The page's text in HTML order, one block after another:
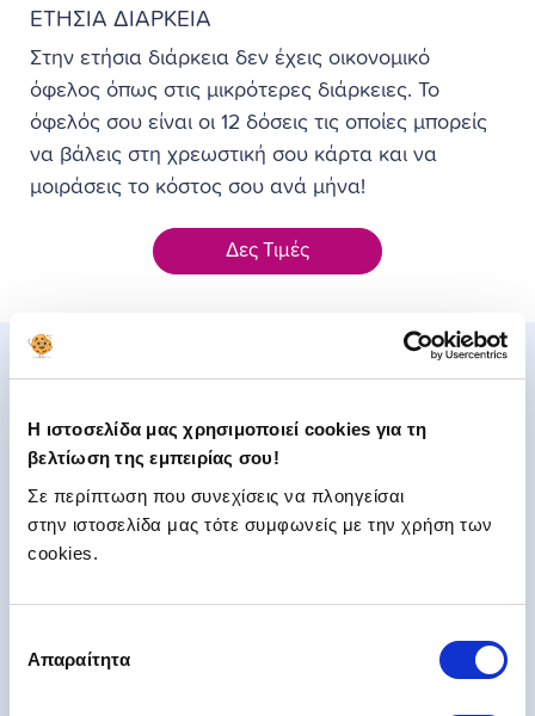
Η ιστοσελίδα μας χρησιμοποιεί cookies για τη
βελτίωση της εμπειρίας σου!
Σε περίπτωση που συνεχίσεις να πλοηγείσαι
στην ιστοσελίδα μας τότε συμφωνείς με την χρήση των
cookies.
συγκατάθεσης
Απαραίτητα
ΕΤΗΣΙΑ ΔΙΑΡΚΕΙΑ
Στην ετήσια διάρκεια δεν έχεις οικονομικό
όφελος όπως στις μικρότερες διάρκειες. Το
όφελός σου είναι οι 12 δόσεις τις οποίες μπορείς
να βάλεις στη χρεωστική σου κάρτα και να
μοιράσεις το κόστος σου ανά μήνα!
Δες Τιμές
Συχνές ερωτήσεις
Το FlexiPay είναι μια νέα υπηρεσία της Hellas Direct.
μήνα αυτόματα, μέσω πάγιας εντολής μέσω της
κάθε μήνα